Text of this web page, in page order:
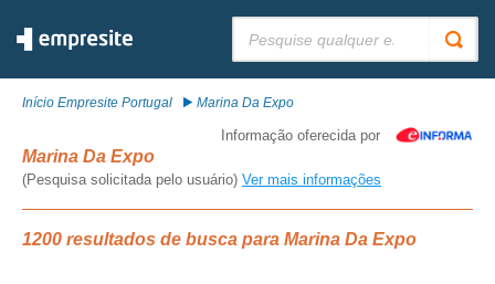
Início Empresite Portugal Marina Da Expo
Informação oferecida por
Marina Da Expo
(Pesquisa solicitada pelo usuário) Ver mais informações
1200 resultados de busca para Marina Da Expo